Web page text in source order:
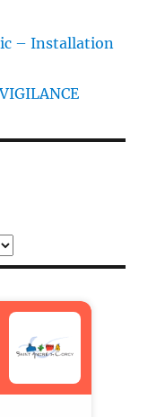
– Installation